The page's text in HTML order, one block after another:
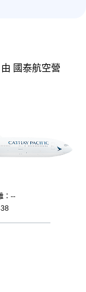
國泰航空營
：--